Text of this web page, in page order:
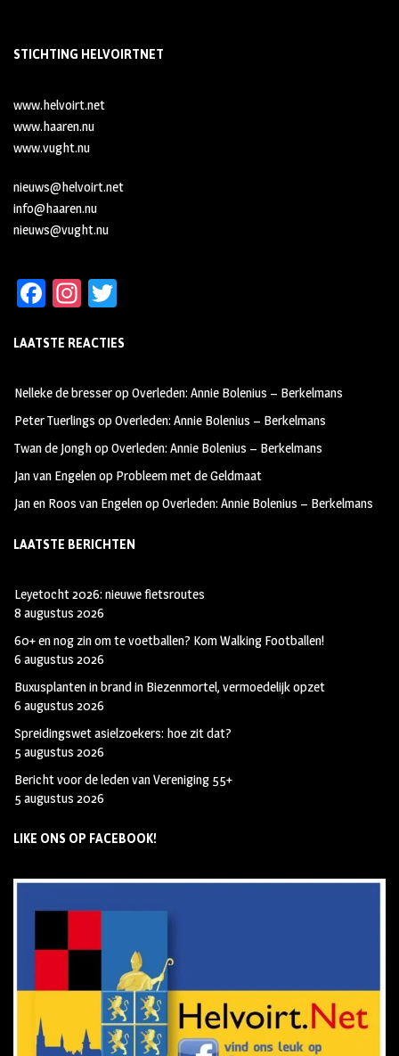
STICHTING HELVOIRTNET
www.helvoirt.net
www.haaren.nu
www.vught.nu
nieuws@helvoirt.net
info@haaren.nu
nieuws@vught.nu
Fa
b
oo
k
In
ag
m
tt
LAATSTE REACTIES
Nelleke de bresseropOverleden: Annie Bolenius – Berkelmans
Peter Tuerlings opOverleden: Annie Bolenius – Berkelmans
Twan de JonghopOverleden: Annie Bolenius – Berkelmans
Jan van Engelenop Probleem met de Geldmaat
Jan en Roos van EngelenopOverleden: Annie Bolenius – Berkelmans
LAATSTE BERICHTEN
Leyetocht 2026: nieuwe fietsroutes
8 augustus 2026
60+ en nog zin om te voetballen? Kom Walking Footballen!
6 augustus 2026
Buxusplanten in brand in Biezenmortel, vermoedelijk opzet
6 augustus 2026
Spreidingswet asielzoekers: hoe zit dat?
5 augustus 2026
Bericht voor de leden van Vereniging 55+
5 augustus 2026
LIKE ONS OP FACEBOOK!